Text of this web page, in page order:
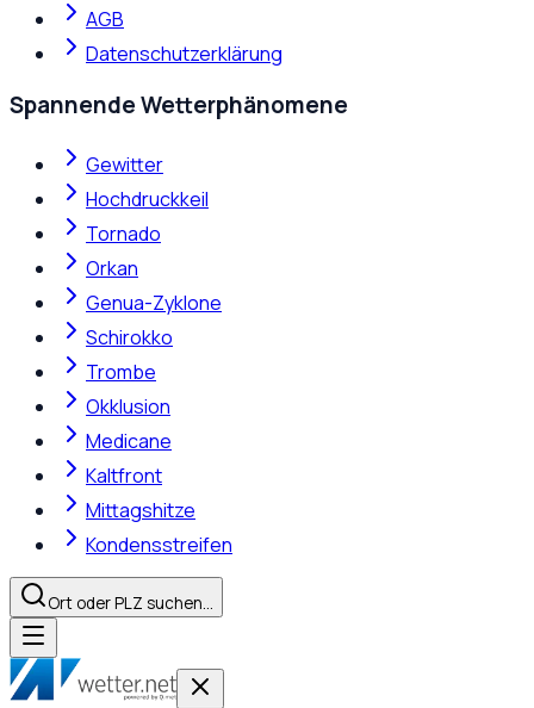
AGB
Datenschutzerklärung
Spannende Wetterphänomene
Gewitter
Hochdruckkeil
Tornado
Orkan
Genua-Zyklone
Schirokko
Trombe
Okklusion
Medicane
Kaltfront
Mittagshitze
Kondensstreifen
Ort oder PLZ suchen…